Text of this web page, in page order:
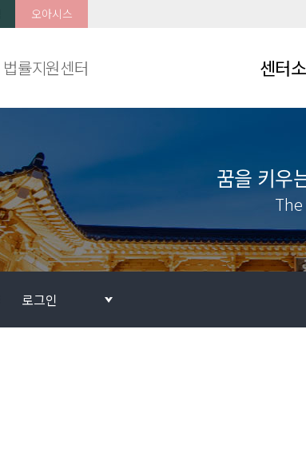
오아시스
법률지원센터 센터
연혁
조직도
센터규칙
오시는길
꿈을 키우
로그인